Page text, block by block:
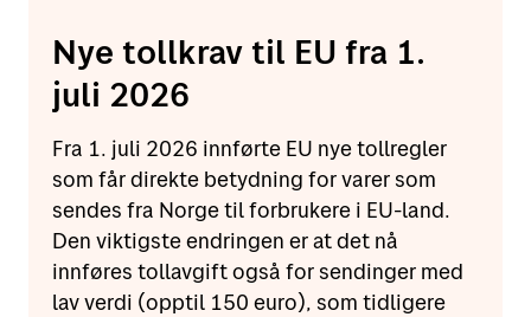
Nye tollkrav til EU fra 1.
juli 2026
Fra 1. juli 2026 innførte EU nye tollregler
som får direkte betydning for varer som
sendes fra Norge til forbrukere i EU-land.
Den viktigste endringen er at det nå
innføres tollavgift også for sendinger med
lav verdi (opptil 150 euro), som tidligere